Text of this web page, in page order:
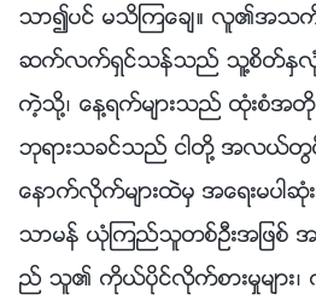
သာ၍ပင္ မသိၾကေခ်။ လူ၏အ
ဆက္လက္ရွင္သန္သည္ သူ႔စိတ္ႏွလုံ
ကဲ့သို႔၊ ေန႔ရက္မ်ားသည္ ထုံးစံအ
ဘုရားသခင္သည္ ငါတို႔ အလယ္တ
ေနာက္လိုက္မ်ားထဲမွ အေရးမပါဆုံ
သာမန္ ယုံၾကည္သူတစ္ဦးအျဖ
ည္ သူ၏ ကိုယ္ပိုင္လိုက္စားမႈမ်ား